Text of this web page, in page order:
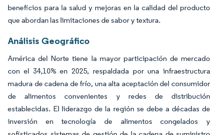
beneficios para la salud y mejoras en la calidad del producto
que abordan las limitaciones de sabor y textura.
Análisis Geográfico
América del Norte tiene la mayor participación de mercado
con el 34,10% en 2025, respaldada por una infraestructura
madura de cadena de frío, una alta aceptación del consumidor
de alimentos convenientes y redes de distribución
establecidas. El liderazgo de la región se debe a décadas de
inversión en tecnología de alimentos congelados y